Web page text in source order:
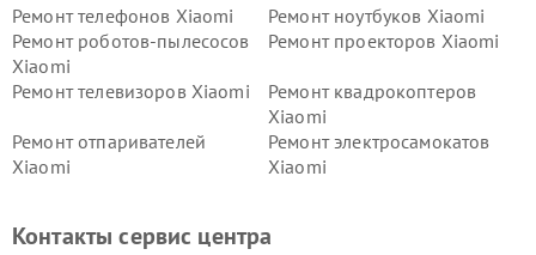
Ремонт телефонов Xiaomi
Ремонт ноутбуков Xiaomi
Ремонт роботов-пылесосов
Xiaomi
Ремонт проекторов Xiaomi
Ремонт телевизоров Xiaomi
Ремонт квадрокоптеров
Xiaomi
Ремонт отпаривателей
Xiaomi
Ремонт электросамокатов
Xiaomi
Ремонт стиральных машин
Ремонт смарт-часов Xiaomi
Контакты сервис центра